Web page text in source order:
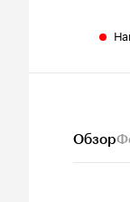
Обзор